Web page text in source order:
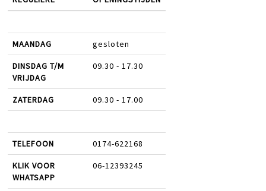
MAANDAG gesloten
DINSDAG T/M
VRIJDAG
09.30 - 17.30
ZATERDAG 09.30 - 17.00
TELEFOON 0174-622168
KLIK VOOR
WHATSAPP
06-12393245